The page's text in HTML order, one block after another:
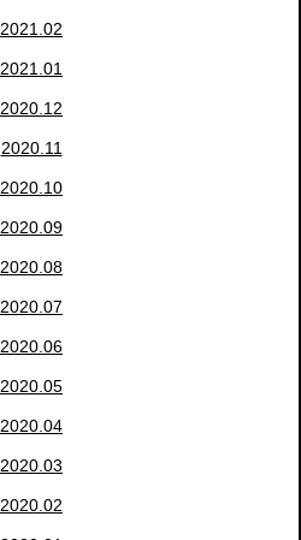
2021.02
2021.01
2020.12
2020.11
2020.10
2020.09
2020.08
2020.07
2020.06
2020.05
2020.04
2020.03
2020.02